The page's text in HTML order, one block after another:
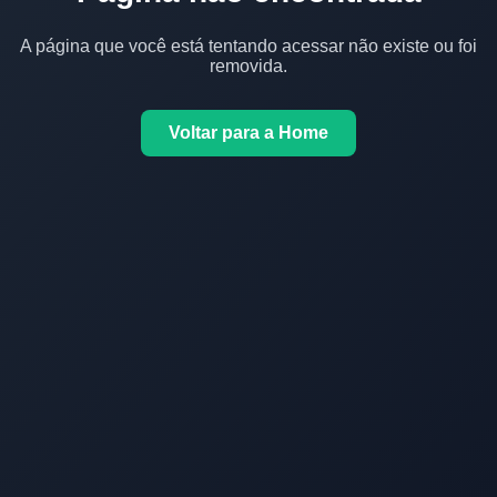
A página que você está tentando acessar não existe ou foi
removida.
Voltar para a Home